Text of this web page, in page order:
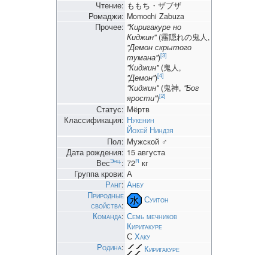
Чтение: ももち・ザブザ
Ромаджи: Momochi Zabuza
Прочее: "Киригакуре но
Киджин"(霧隠れの鬼人,
"Демон скрытого
тумана")[3]
"Киджин"(鬼人,
"Демон")[4]
"Киджин"(鬼神, "Бог
ярости")[2]
Статус: Мёртв
Классификация: Нукенин
Йохей Ниндзя
Пол: Мужской ♂
Дата рождения: 15 августа
ВесЭнц.: 72R кг
Группа крови: А
Ранг: Анбу
Природные
свойства:
Суитон
Команда: Семь мечников
Киригакуре
С Хаку
Родина: Киригакуре